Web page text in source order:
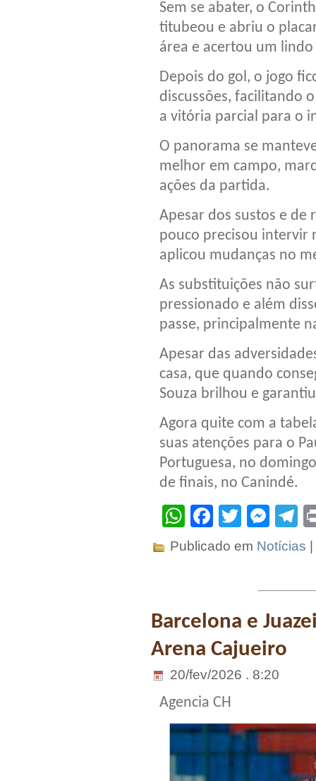
Sem se abater, o
titubeou e abriu o
área e acertou um
Depois do gol, o jogo
discussões, facilitando
a vitória parcial para o
O panorama se
melhor em campo,
ações da partida.
Apesar dos sustos e de
pouco precisou intervir
aplicou mudanças no
As substituições não
pressionado e além
passe, principalmente
Apesar das
casa, que quando
Souza brilhou e
Agora quite com a
suas atenções para o
Portuguesa, no
de finais, no Canindé.
WhatsApp
Facebook
Twitter
Publicado em Notícias |
Barcelona e
Arena Cajueiro
20/fev/2026 . 8:20
Agencia CH